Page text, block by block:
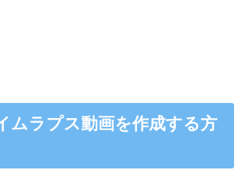
ムラプス動画を作成する方